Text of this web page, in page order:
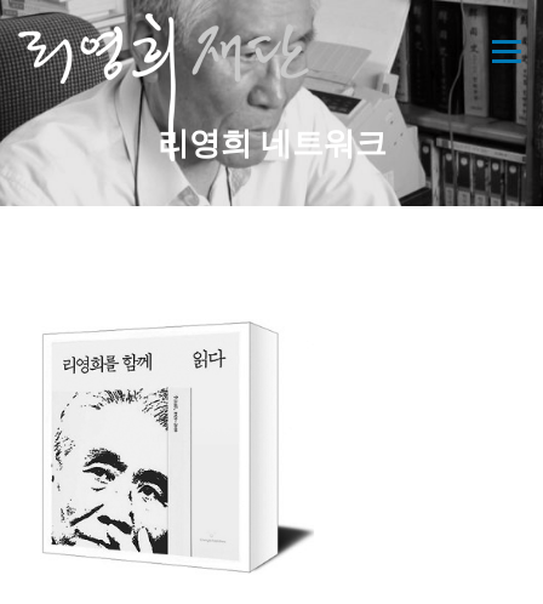
콘
텐
츠
로
바
로
가
기
메뉴
리영희 네트워크